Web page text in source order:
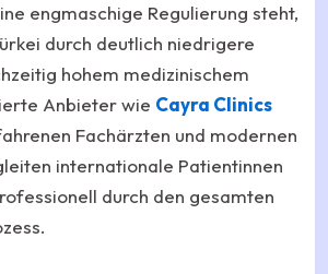
engmaschige Regulierung steht,
durch deutlich niedrigere
hohem medizinischem
Anbieter wie Cayra Clinics
Fachärzten und modernen
internationale Patientinnen
durch den gesamten